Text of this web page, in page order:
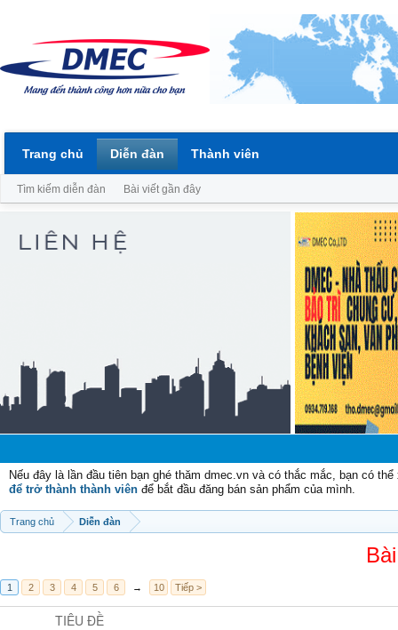
Nếu đây là lần đầu tiên bạn ghé thăm dmec.vn và có thắc mắc, bạn có
để trở thành thành viên để bắt đầu đăng bán sản phẩm của mình.
Trang chủ Diễn đàn
1 2 3 4 5 6 → 10 Tiếp >
TIÊU ĐỀ
Trang chủ Diễn đàn
Tìm kiếm diễn đàn Bài viết gần đây
Thành viên